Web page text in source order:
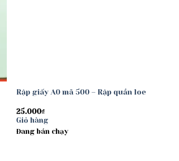
Rập giấy A0 mã 500 – Rập quần loe
25.000₫
Giỏ hàng
Đang bán chạy